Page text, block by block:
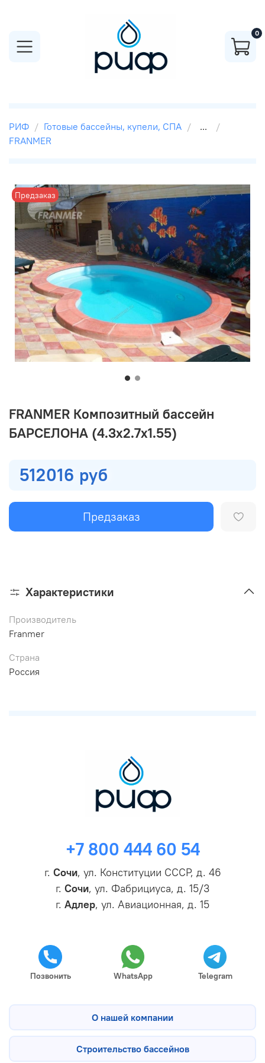
0
РИФ Готовые бассейны, купели, СПА
...
FRANMER
Предзаказ
FRANMER Композитный бассейн
БАРСЕЛОНА (4.3х2.7х1.55)
512016 руб
Предзаказ
Характеристики
Производитель
Franmer
Страна
Россия
+7 800 444 60 54
г. Сочи, ул. Конституции СССР, д. 46
г. Сочи, ул. Фабрициуса, д. 15/3
г. Адлер, ул. Авиационная, д. 15
Позвонить WhatsApp Telegram
О нашей компании
Строительство бассейнов